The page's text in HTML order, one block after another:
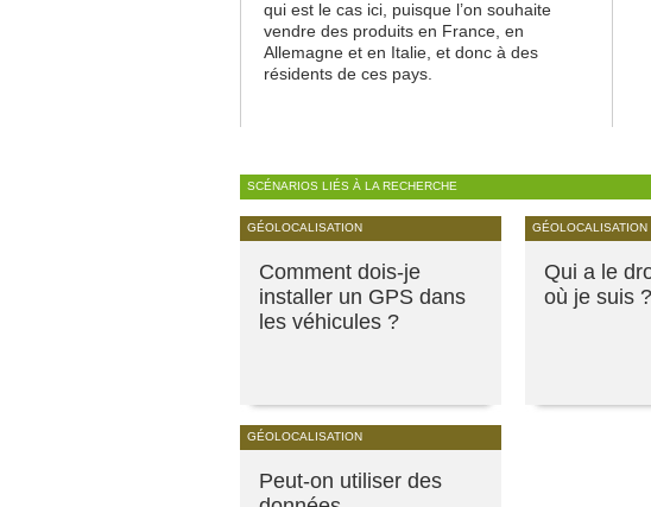
qui est le cas ici, puisque l’on souhaite
vendre des produits en France, en
Allemagne et en Italie, et donc à des
résidents de ces pays.
SCÉNARIOS LIÉS À LA RECHERCHE
GÉOLOCALISATION
Comment dois-je
installer un GPS dans
les véhicules ?
GÉOLOCALISATION
Qui a le
où je suis ?
GÉOLOCALISATION
Peut-on utiliser des